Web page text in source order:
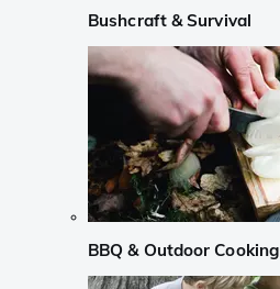
Bushcraft & Survival
BBQ & Outdoor Cooking